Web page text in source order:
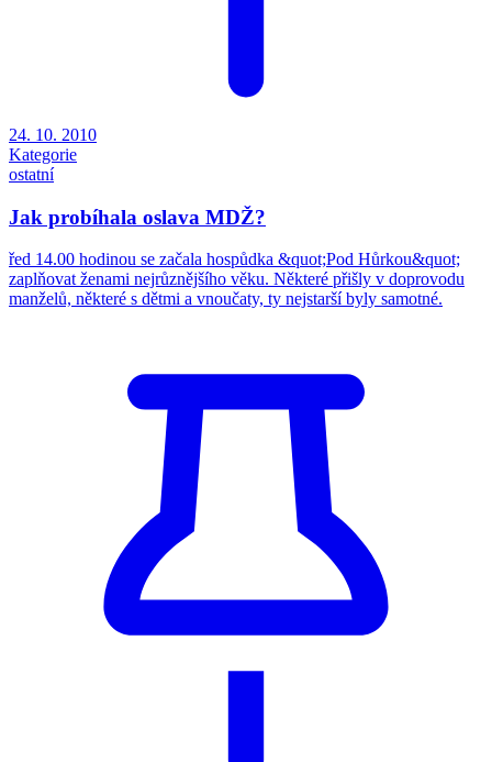
24. 10. 2010
Kategorie
ostatní
Jak probíhala oslava MDŽ?
řed 14.00 hodinou se začala hospůdka &quot;Pod Hůrkou&quot;
zaplňovat ženami nejrůznějšího věku. Některé přišly v doprovodu
manželů, některé s dětmi a vnoučaty, ty nejstarší byly samotné.